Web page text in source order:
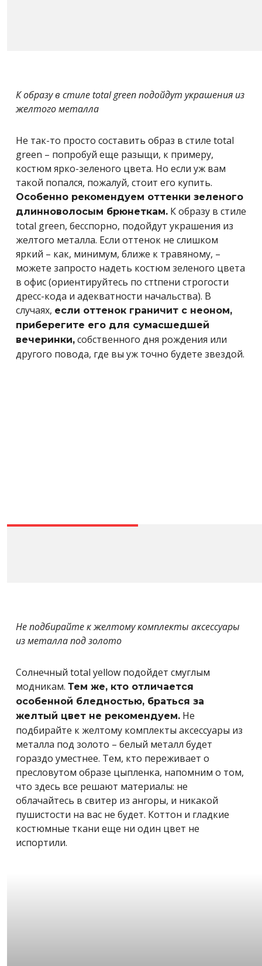
К образу в стиле total green подойдут украшения из
желтого металла
Не так-то просто составить образ в стиле total
green – попробуй еще разыщи, к примеру,
костюм ярко-зеленого цвета. Но если уж вам
такой попался, пожалуй, стоит его купить.
Особенно рекомендуем оттенки зеленого
длинноволосым брюнеткам. К образу в стиле
total green, бесспорно, подойдут украшения из
желтого металла. Если оттенок не слишком
яркий – как, минимум, ближе к травяному, –
можете запросто надеть костюм зеленого цвета
в офис (ориентируйтесь по стtпени строгости
дресс-кода и адекватности начальства). В
случаях, если оттенок граничит с неоном,
приберегите его для сумасшедшей
вечеринки, собственного дня рождения или
другого повода, где вы уж точно будете звездой.
Не подбирайте к желтому комплекты аксессуары
из металла под золото
Солнечный total yellow подойдет смуглым
модникам. Тем же, кто отличается
особенной бледностью, браться за
желтый цвет не рекомендуем. Не
подбирайте к желтому комплекты аксессуары из
металла под золото – белый металл будет
гораздо уместнее. Тем, кто переживает о
пресловутом образе цыпленка, напомним о том,
что здесь все решают материалы: не
облачайтесь в свитер из ангоры, и никакой
пушистости на вас не будет. Коттон и гладкие
костюмные ткани еще ни один цвет не
испортили.